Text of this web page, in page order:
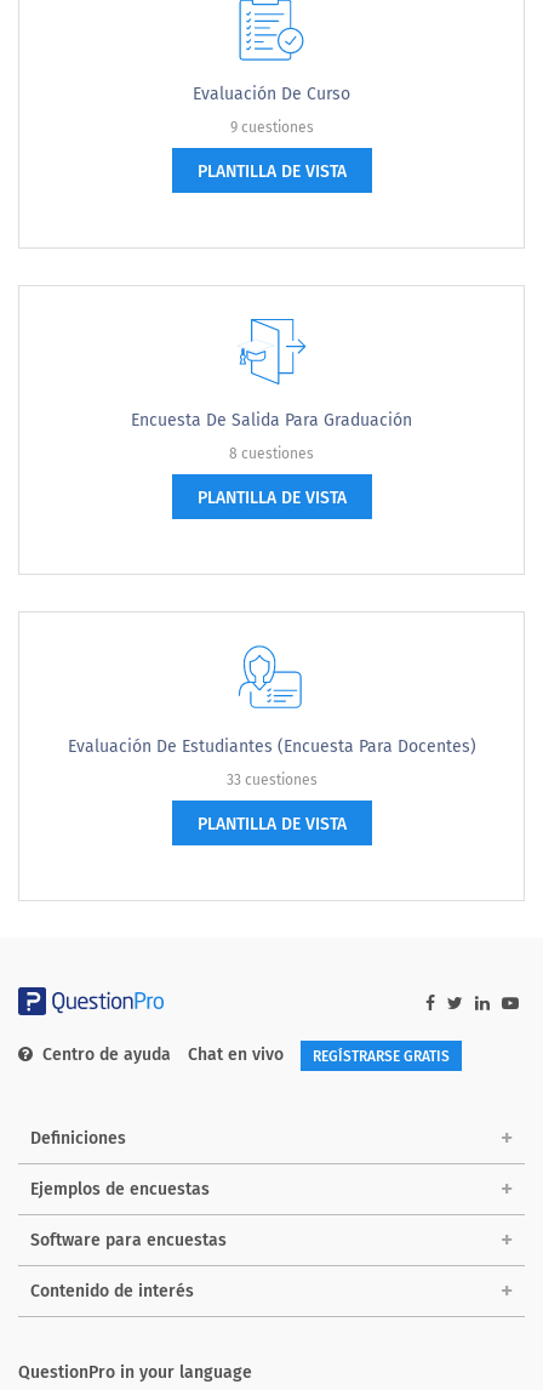
Evaluación De Curso
9 cuestiones
PLANTILLA DE VISTA
Encuesta De Salida Para Graduación
8 cuestiones
PLANTILLA DE VISTA
Evaluación De Estudiantes (encuesta Para Docentes)
33 cuestiones
PLANTILLA DE VISTA
Centro de ayuda Chat en vivo REGÍSTRARSE GRATIS
Definiciones
Ejemplos de encuestas
Software para encuestas
Contenido de interés
QuestionPro in your language